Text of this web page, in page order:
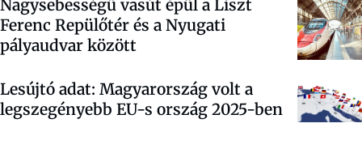
Nagysebességű vasút épül a Liszt
Ferenc Repülőtér és a Nyugati
pályaudvar között
Lesújtó adat: Magyarország volt a
legszegényebb EU-s ország 2025-ben